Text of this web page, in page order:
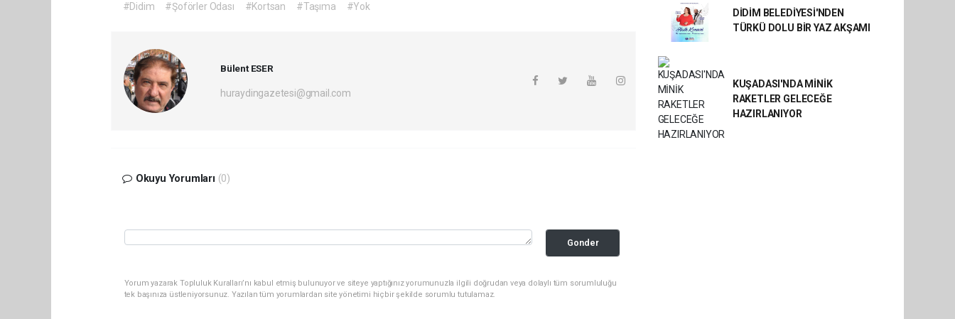
#Didim #Şoförler Odası #Kortsan #Taşıma #Yok
Bülent ESER
huraydingazetesi@gmail.com
Okuyu Yorumları (0)
Gonder
Yorum yazarak Topluluk Kuralları’nı kabul etmiş bulunuyor ve siteye yaptığınız yorumunuzla ilgili doğrudan veya dolaylı tüm sorumluluğu
tek başınıza üstleniyorsunuz. Yazılan tüm yorumlardan site yönetimi hiçbir şekilde sorumlu tutulamaz.
DİDİM BELEDİYESİ'NDEN
TÜRKÜ DOLU BİR YAZ AKŞAMI
KUŞADASI'NDA MİNİK
RAKETLER GELECEĞE
HAZIRLANIYOR